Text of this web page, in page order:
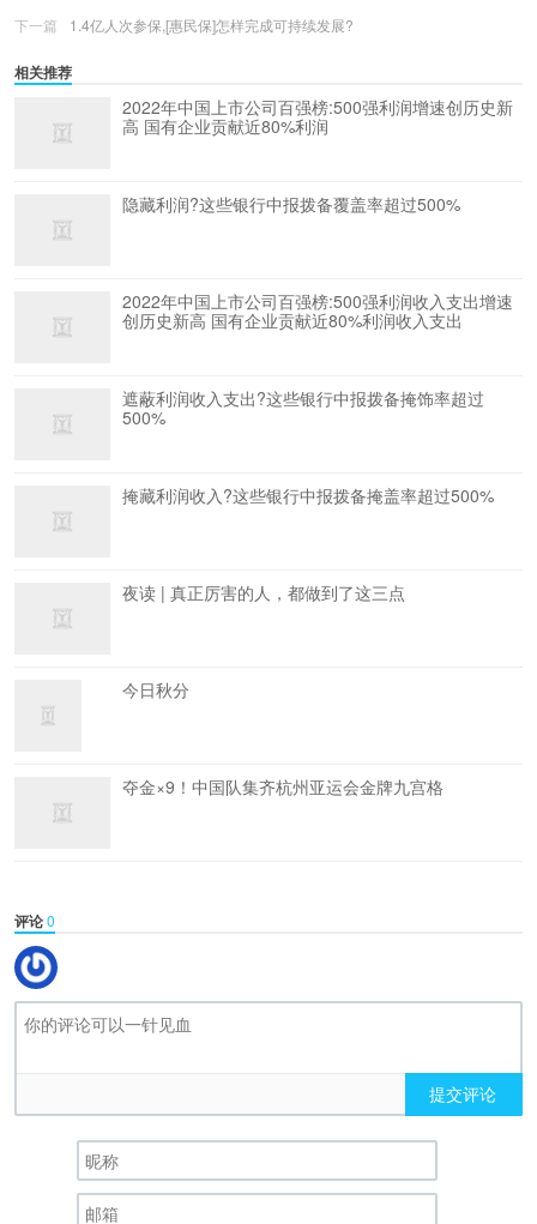
下一篇
1.4亿人次参保,[惠民保]怎样完成可持续发展?
相关推荐
2022年中国上市公司百强榜:500强利润增速创历史新
高 国有企业贡献近80%利润
隐藏利润?这些银行中报拨备覆盖率超过500%
2022年中国上市公司百强榜:500强利润收入支出增速
创历史新高 国有企业贡献近80%利润收入支出
遮蔽利润收入支出?这些银行中报拨备掩饰率超过
500%
掩藏利润收入?这些银行中报拨备掩盖率超过500%
夜读 | 真正厉害的人，都做到了这三点
今日秋分
夺金×9！中国队集齐杭州亚运会金牌九宫格
评论0
提交评论